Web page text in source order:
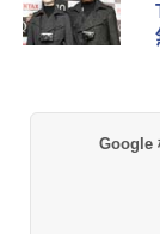
Google